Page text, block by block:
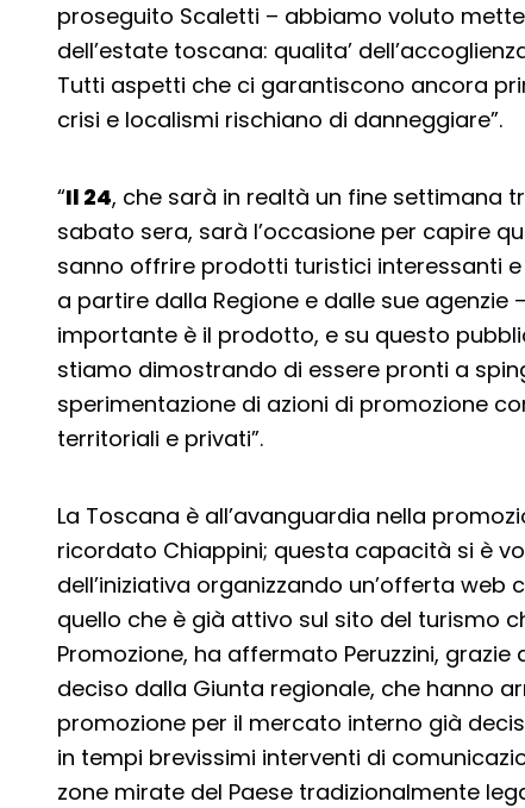
proseguito Scaletti – abbiamo voluto
dell’estate toscana: qualita’
Tutti aspetti che ci garantiscono ancora
crisi e localismi rischiano di danneggiare”.
“Il 24, che sarà in realtà un fine settimana
sabato sera, sarà l’occasione per capire
sanno offrire prodotti turistici interessanti
a partire dalla Regione e dalle sue agenzie
importante è il prodotto, e su questo
stiamo dimostrando di essere pronti a
sperimentazione di azioni di promozione
territoriali e privati”.
La Toscana è all’avanguardia nella
ricordato Chiappini; questa capacità si è
dell’iniziativa organizzando un’offerta
quello che è già attivo sul sito del turismo
Promozione, ha affermato Peruzzini,
deciso dalla Giunta regionale, che hanno
promozione per il mercato interno già
in tempi brevissimi interventi di
zone mirate del Paese tradizionalmente